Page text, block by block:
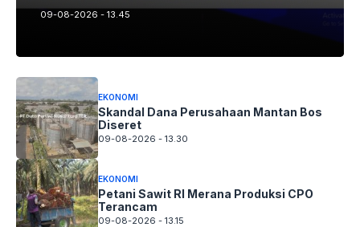
09-08-2026 - 13.45
EKONOMI
Skandal Dana Perusahaan Mantan Bos
Diseret
09-08-2026 - 13.30
EKONOMI
Petani Sawit RI Merana Produksi CPO
Terancam
09-08-2026 - 13.15